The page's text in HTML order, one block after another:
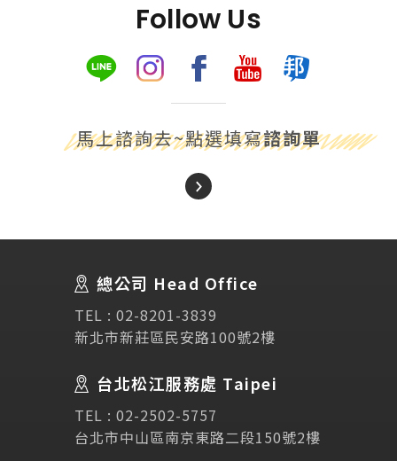
About Us 關於我們
講座活動
Testimonial 學生推薦
Links 相關連結
Follow Us
馬上諮詢去~點選填寫諮詢單
總公司 Head Office
TEL : 02-8201-3839
新北市新莊區民安路100號2樓
台北松江服務處 Taipei
TEL : 02-2502-5757
台北市中山區南京東路二段150號2樓